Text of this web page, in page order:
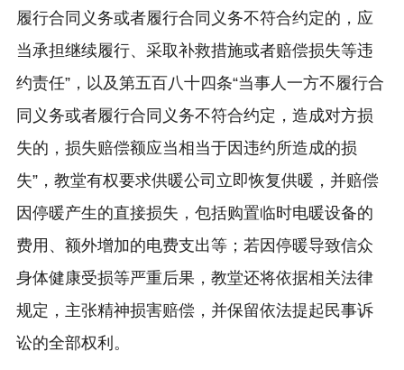
履行合同义务或者履行合同义务不符合约定的，应
当承担继续履行、采取补救措施或者赔偿损失等违
约责任”，以及第五百八十四条“当事人一方不履行合
同义务或者履行合同义务不符合约定，造成对方损
失的，损失赔偿额应当相当于因违约所造成的损
失”，教堂有权要求供暖公司立即恢复供暖，并赔偿
因停暖产生的直接损失，包括购置临时电暖设备的
费用、额外增加的电费支出等；若因停暖导致信众
身体健康受损等严重后果，教堂还将依据相关法律
规定，主张精神损害赔偿，并保留依法提起民事诉
讼的全部权利。